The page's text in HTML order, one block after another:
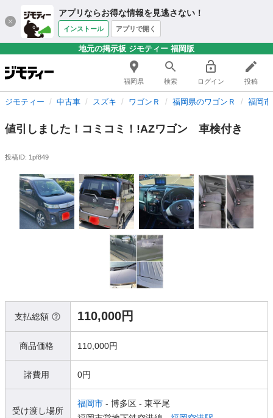
アプリならお得な情報を見逃さない！
インストール アプリで開く
地元の掲示板 ジモティー 福岡版
福岡県 検索 ログイン 投稿
ジモティー 中古車 スズキ ワゴンＲ 福岡県のワゴンＲ 福岡
値引しました！コミコミ！!AZワゴン 車検付き
投稿ID: 1pf849
支払総額 110,000円
商品価格 110,000円
諸費用 0円
受け渡し場所
福岡市 - 博多区 - 東平尾